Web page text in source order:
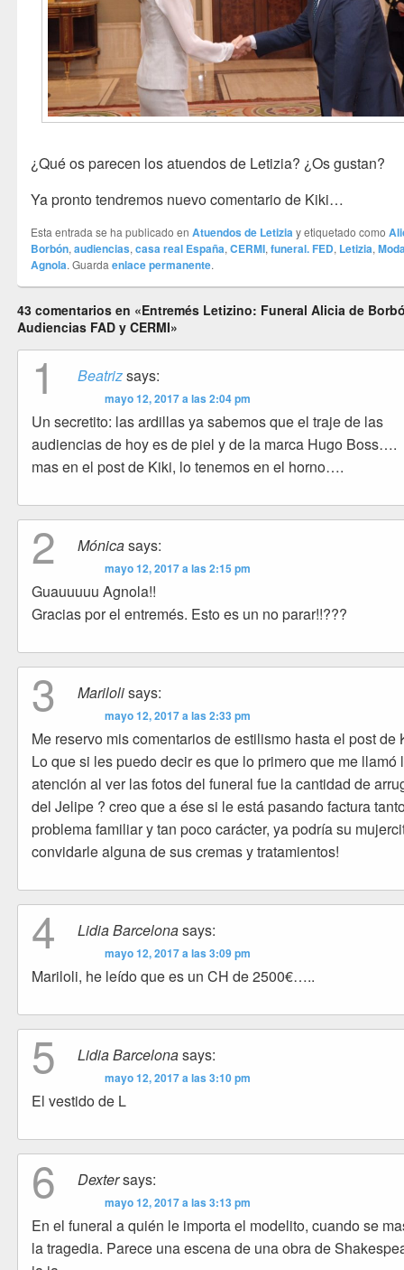
¿Qué os parecen los atuendos de Letizia? ¿Os gustan?
Ya pronto tendremos nuevo comentario de Kiki…
Esta entrada se ha publicado enAtuendos de Letiziay etiquetado como
Borbón,audiencias,casa real España,CERMI,funeral. FED, Letizia,
Agnola. Guardaenlace permanente.
43 comentarios en «Entremés Letizino: Funeral Alicia de
Audiencias FAD y CERMI»
1 Beatrizsays:
mayo 12, 2017 a las 2:04 pm
Un secretito: las ardillas ya sabemos que el traje de las
audiencias de hoy es de piel y de la marca Hugo Boss….
mas en el post de Kiki, lo tenemos en el horno….
2 Mónicasays:
mayo 12, 2017 a las 2:15 pm
Guauuuuu Agnola!!
Gracias por el entremés. Esto es un no parar!!???
3 Marilolisays:
mayo 12, 2017 a las 2:33 pm
Me reservo mis comentarios de estilismo hasta el post de
Lo que si les puedo decir es que lo primero que me llamó
atención al ver las fotos del funeral fue la cantidad de
del Jelipe ? creo que a ése si le está pasando factura
problema familiar y tan poco carácter, ya podría su
convidarle alguna de sus cremas y tratamientos!
4 Lidia Barcelonasays:
mayo 12, 2017 a las 3:09 pm
Mariloli, he leído que es un CH de 2500€…..
5 Lidia Barcelonasays:
mayo 12, 2017 a las 3:10 pm
El vestido de L
6 Dextersays:
mayo 12, 2017 a las 3:13 pm
En el funeral a quién le importa el modelito, cuando se
la tragedia. Parece una escena de una obra de